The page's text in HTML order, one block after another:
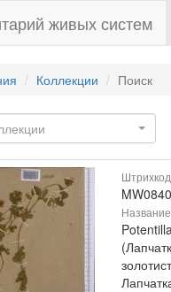
живых систем
Коллекции Поиск
Штрихкод